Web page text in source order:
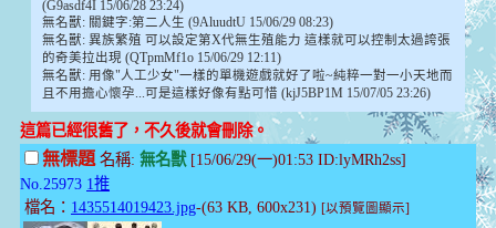
(G9asdf4I 15/06/28 23:24)
無名獸: 關鍵字:第二人生 (9AluudtU 15/06/29 08:23)
無名獸: 異族繁殖 可以設定第X代無生殖能力 這樣就可以控制太過誇張
的奇美拉出現 (QTpmMf1o 15/06/29 12:11)
無名獸: 用像"人工少女"一樣的單機遊戲就好了啦~純粹一對一小天地而
且不用擔心懷孕...可是這樣好像有點可惜 (kjJ5BP1M 15/07/05 23:26)
這篇已經很舊了，不久後就會刪除。
無標題名稱: 無名獸[15/06/29(一)01:53 ID:lyMRh2ss]
No.25973 1推
檔名： 1435514019423.jpg-(63 KB, 600x231) [以預覽圖顯示]